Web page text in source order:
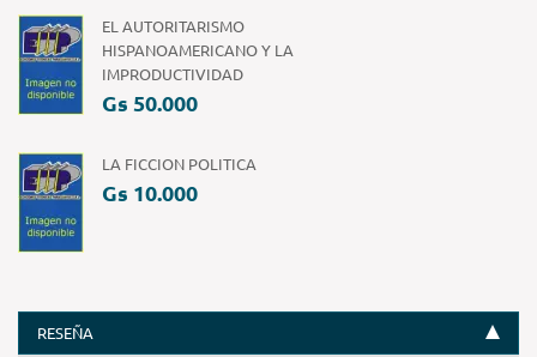
EL AUTORITARISMO
HISPANOAMERICANO Y LA
IMPRODUCTIVIDAD
Gs 50.000
LA FICCION POLITICA
Gs 10.000
RESEÑA